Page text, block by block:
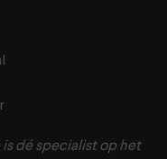
dé specialist op het